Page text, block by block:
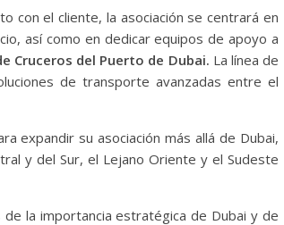
con el cliente, la asociación se centrará en
así como en dedicar equipos de apoyo a
Cruceros del Puerto de Dubai. La línea de
de transporte avanzadas entre el
expandir su asociación más allá de Dubai,
y del Sur, el Lejano Oriente y el Sudeste
la importancia estratégica de Dubai y de